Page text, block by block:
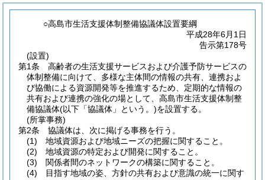
○高島市生活支援体制整備協議体設置要綱
平成28年6月1日
告示第178号
(設置)
第1条
高齢者の生活支援サービスおよび介護予防サービスの
体制整備に向けて、多様な主体間の情報の共有、連携およ
び協働による資源開発等を推進するため、定期的な情報の
共有および連携の強化の場として、高島市生活支援体制整
備協議体(以下「協議体」という。)を設置する。
(所掌事務)
第2条
協議体は、次に掲げる事務を行う。
(1)
地域資源および地域ニーズの把握に関すること。
(2)
地域資源の特定および開発に関すること。
(3)
関係者間のネットワークの構築に関すること。
(4)
目指す地域の姿、方針の共有および意識の統一に関す